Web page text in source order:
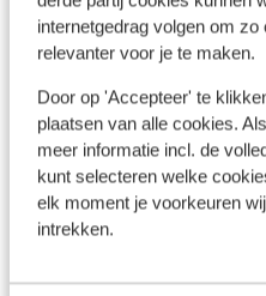
internetgedrag volgen om
relevanter voor je te maken.
Door op 'Accepteer' te
plaatsen van alle cookies.
meer informatie incl. de
kunt selecteren welke
elk moment je voorkeuren
intrekken.
(zandstrand)
Afstand tot centrum:
Afstand tot Barstreet
Afstand tot
kilometer
Afstand tot
kilometer
Dolmus ( naar het